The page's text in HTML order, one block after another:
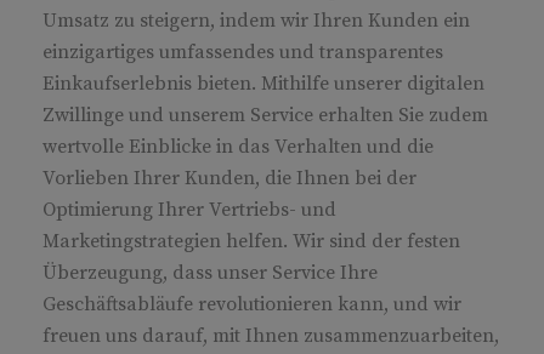
Umsatz zu steigern, indem wir Ihren Kunden ein
einzigartiges umfassendes und transparentes
Einkaufserlebnis bieten. Mithilfe unserer digitalen
Zwillinge und unserem Service erhalten Sie zudem
wertvolle Einblicke in das Verhalten und die
Vorlieben Ihrer Kunden, die Ihnen bei der
Optimierung Ihrer Vertriebs- und
Marketingstrategien helfen. Wir sind der festen
Überzeugung, dass unser Service Ihre
Geschäftsabläufe revolutionieren kann, und wir
freuen uns darauf, mit Ihnen zusammenzuarbeiten,